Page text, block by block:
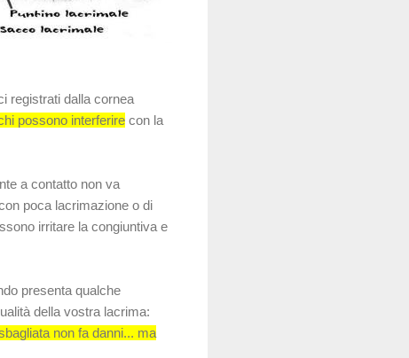
registrati dalla cornea
possono interferire con la
a contatto non va
poca lacrimazione o di
irritare la congiuntiva e
presenta qualche
della vostra lacrima:
non fa danni... ma